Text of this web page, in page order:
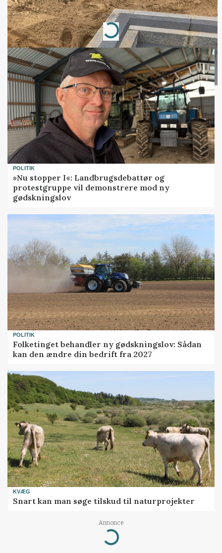
Annonce
Loading...
POLITIK
»Nu stopper I«: Landbrugsdebattør og
protestgruppe vil demonstrere mod ny
gødskningslov
POLITIK
Folketinget behandler ny gødskningslov: Sådan
kan den ændre din bedrift fra 2027
KVÆG
Snart kan man søge tilskud til naturprojekter
Annonce
Loading...